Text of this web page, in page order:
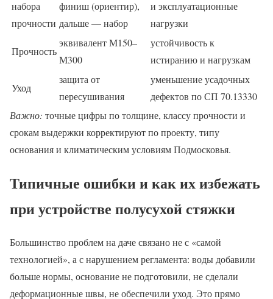
набора
прочности
финиш (ориентир),
дальше — набор
и эксплуатационные
нагрузки
Прочность
эквивалент М150–
М300
устойчивость к
истиранию и нагрузкам
Уход
защита от
пересушивания
уменьшение усадочных
дефектов по СП 70.13330
Важно: точные цифры по толщине, классу прочности и
срокам выдержки корректируют по проекту, типу
основания и климатическим условиям Подмосковья.
Типичные ошибки и как их избежать
при устройстве полусухой стяжки
Большинство проблем на даче связано не с «самой
технологией», а с нарушением регламента: воды добавили
больше нормы, основание не подготовили, не сделали
деформационные швы, не обеспечили уход. Это прямо